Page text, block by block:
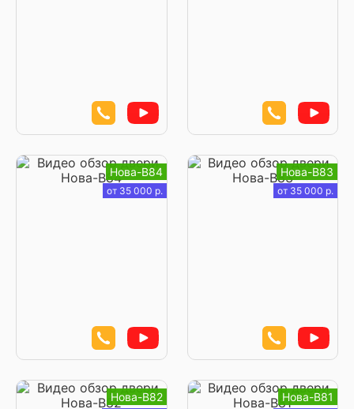
Нова-В84
от 35 000 р.
Нова-В83
от 35 000 р.
Нова-В82 Нова-В81